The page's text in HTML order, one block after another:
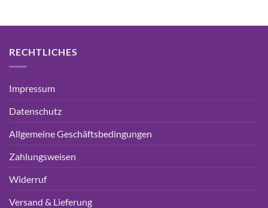
RECHTLICHES
Impressum
Datenschutz
Allgemeine Geschäftsbedingungen
Zahlungsweisen
Widerruf
Versand & Lieferung